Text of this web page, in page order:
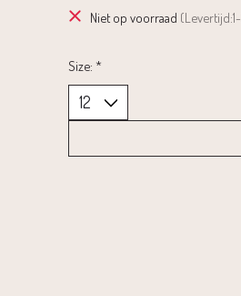
Niet op voorraad
Size: *